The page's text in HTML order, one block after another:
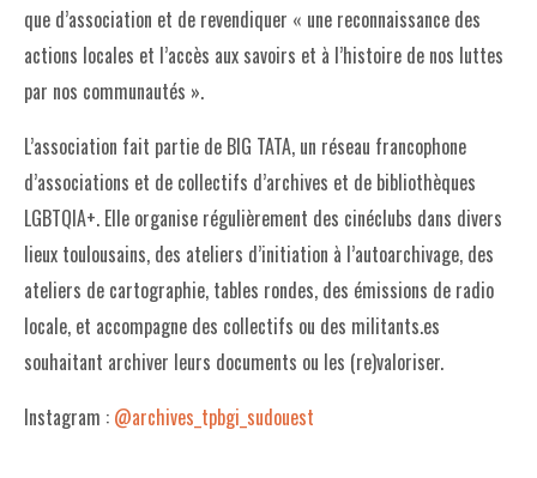
que d’association et de revendiquer « une reconnaissance des
actions locales et l’accès aux savoirs et à l’histoire de nos luttes
par nos communautés ».
L’association fait partie de BIG TATA, un réseau francophone
d’associations et de collectifs d’archives et de bibliothèques
LGBTQIA+. Elle organise régulièrement des cinéclubs dans divers
lieux toulousains, des ateliers d’initiation à l’autoarchivage, des
ateliers de cartographie, tables rondes, des émissions de radio
locale, et accompagne des collectifs ou des militants.es
souhaitant archiver leurs documents ou les (re)valoriser.
Instagram : @archives_tpbgi_sudouest